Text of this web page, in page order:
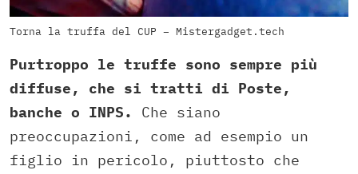
Torna la truffa del CUP – Mistergadget.tech
Purtroppo le truffe sono sempre più
diffuse, che si tratti di Poste,
banche o INPS.
Che siano
preoccupazioni, come ad esempio un
figlio in pericolo, piuttosto che